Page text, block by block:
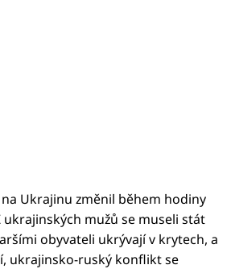
Ukrajinu změnil během hodiny
mužů se museli stát
obyvateli ukrývají v krytech, a
ukrajinsko-ruský konflikt se